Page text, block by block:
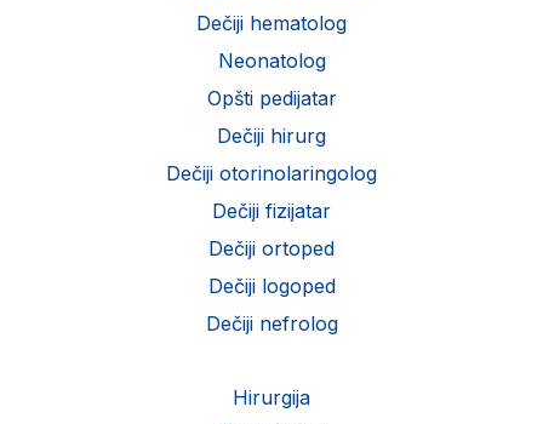
Dečiji hematolog
Neonatolog
Opšti pedijatar
Dečiji hirurg
Dečiji otorinolaringolog
Dečiji fizijatar
Dečiji ortoped
Dečiji logoped
Dečiji nefrolog
Hirurgija